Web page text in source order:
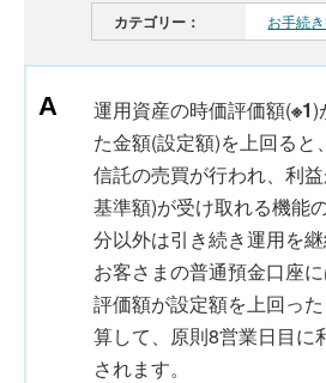
カテゴリー： お手続
運用資産の時価評価額(※1)
た金額(設定額)を上回ると
信託の売買が行われ、利
基準額)が受け取れる機能
分以外は引き続き運用を継
お客さまの普通預金口座
評価額が設定額を上回っ
算して、原則8営業日目に
されます。